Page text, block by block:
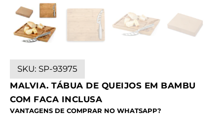
SKU: SP-93975
MALVIA. TÁBUA DE QUEIJOS EM BAMBU
COM FACA INCLUSA
VANTAGENS DE COMPRAR NO WHATSAPP?